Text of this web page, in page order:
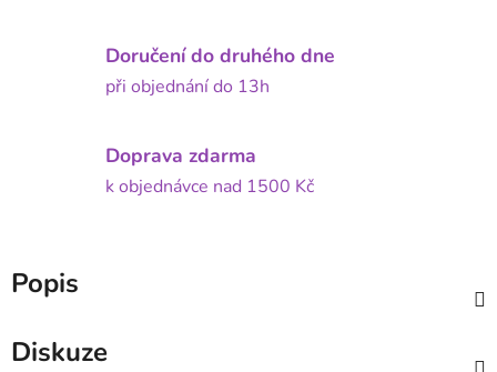
Doručení do druhého dne
při objednání do 13h
Doprava zdarma
k objednávce nad 1500 Kč
Popis
Diskuze